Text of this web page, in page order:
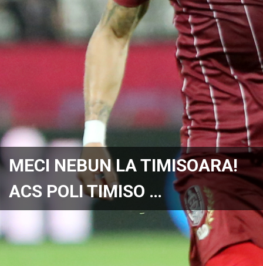
MECI NEBUN LA TIMISOARA!
ACS POLI TIMISO …